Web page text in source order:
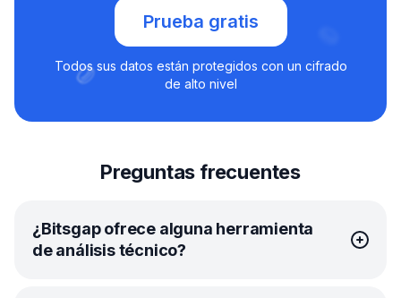
Prueba gratis
Todos sus datos están protegidos con un cifrado
de alto nivel
Preguntas frecuentes
¿Bitsgap ofrece alguna herramienta
de análisis técnico?